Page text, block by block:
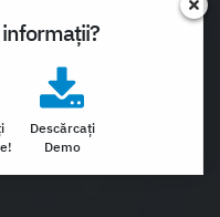
Descărcați
Demo